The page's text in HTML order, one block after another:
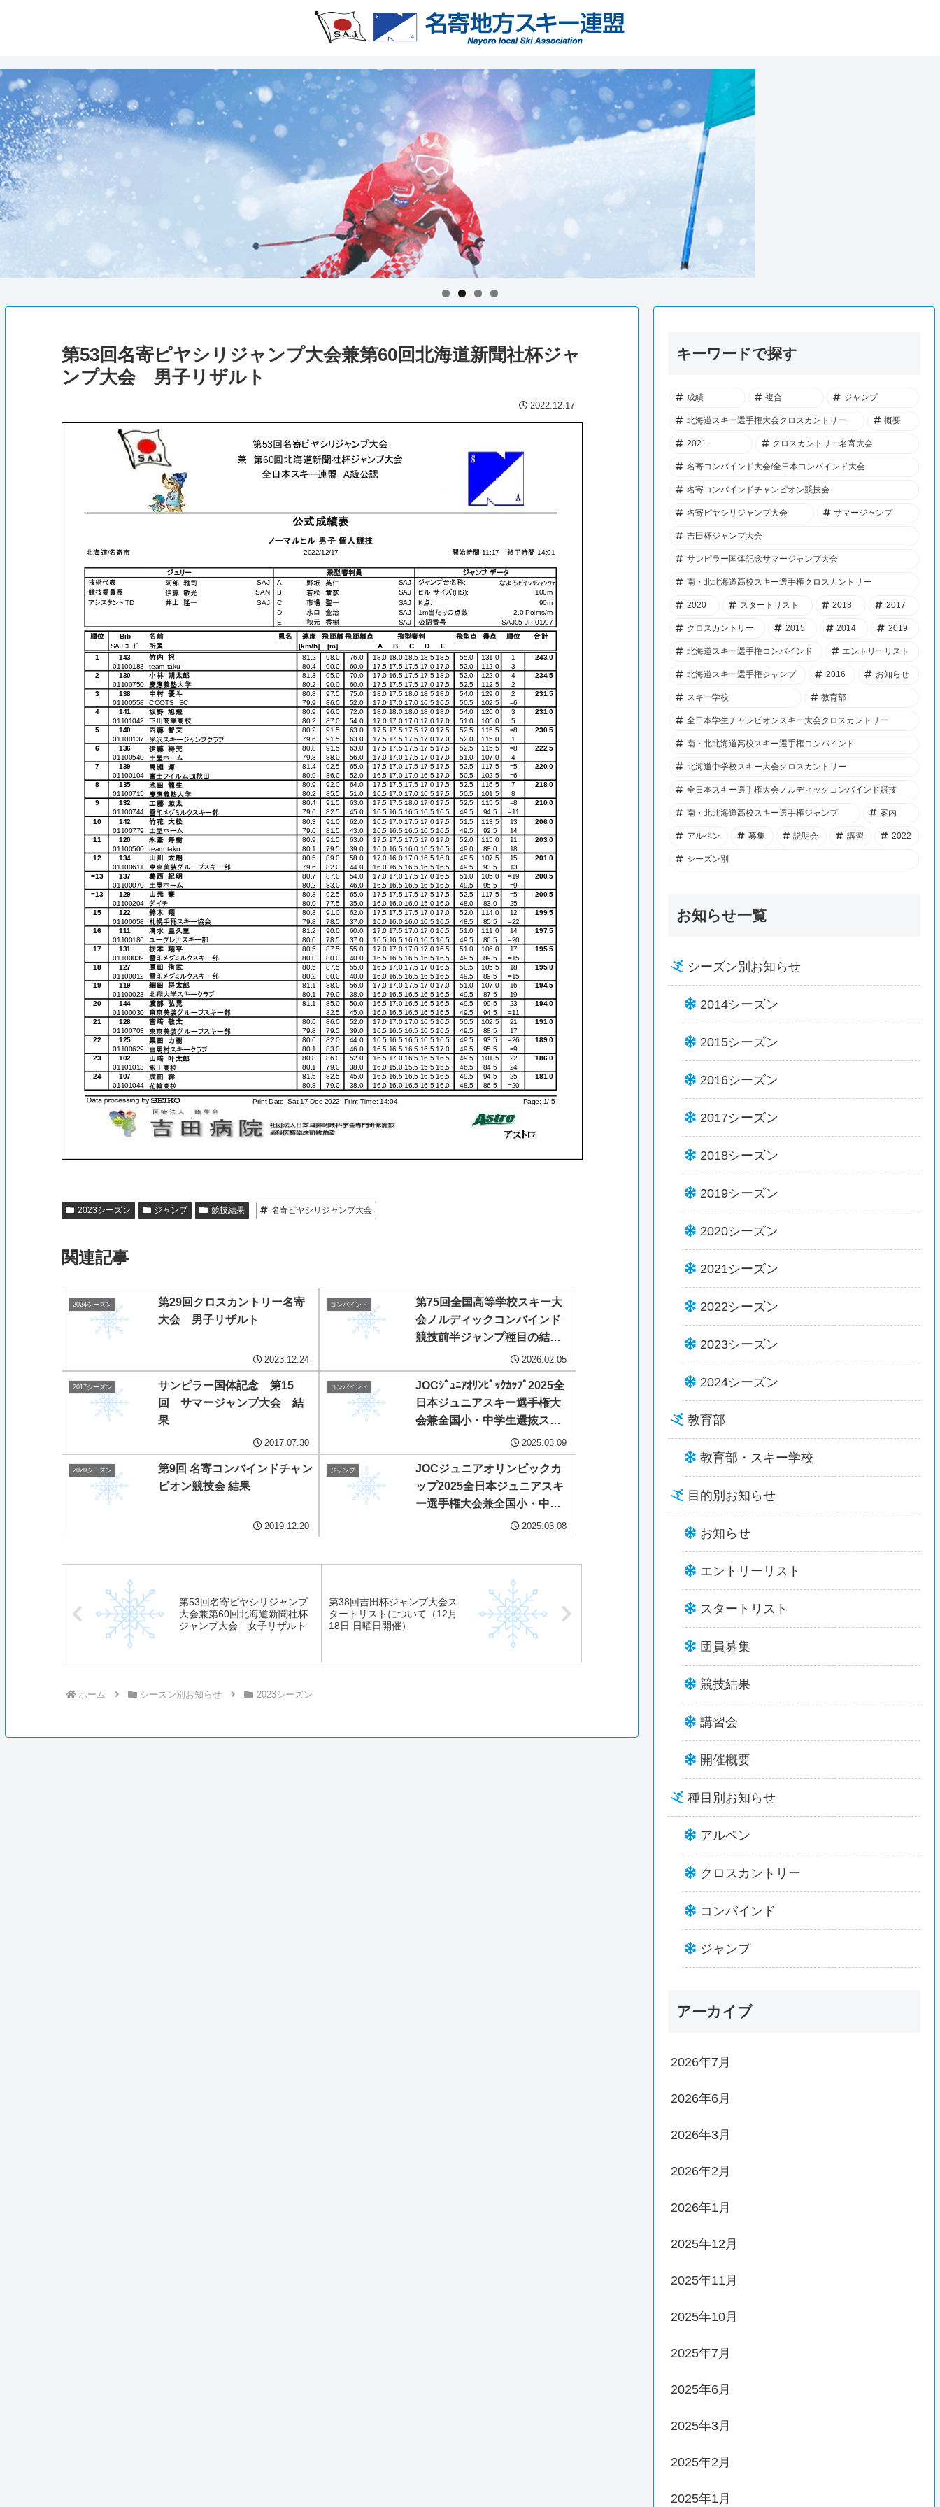
第53回名寄ピヤシリジャンプ大会兼第60回北海道新聞社杯ジャ
ンプ大会 男子リザルト
2022.12.17
2023シーズン ジャンプ 競技結果 名寄ピヤシリジャンプ大会
関連記事
2024シーズン
第29回クロスカントリー名寄
大会 男子リザルト
2023.12.24
コンバインド
第75回全国高等学校スキー大
会ノルディックコンバインド
競技前半ジャンプ種目の結果
2026.02.05
2017シーズン
サンピラー国体記念 第15
回 サマージャンプ大会 結
果
2017.07.30
コンバインド
JOCｼﾞｭﾆｱｵﾘﾝﾋﾟｯｸｶｯﾌﾟ2025全
日本ジュニアスキー選手権大
会兼全国小・中学生選抜スキ
ー大会 コンバインド女子の
結果について
2025.03.09
2020シーズン
第9回 名寄コンバインドチャン
ピオン競技会 結果
2019.12.20
ジャンプ
JOCジュニアオリンピックカ
ップ2025全日本ジュニアスキ
ー選手権大会兼全国小・中学
生選抜スキー大会スペシャル
ジャンプ競技 女子組の結果
2025.03.08
第53回名寄ピヤシリジャンプ
大会兼第60回北海道新聞社杯
ジャンプ大会 女子リザルト
第38回吉田杯ジャンプ大会ス
タートリストについて（12月
18日 日曜日開催）
ホーム シーズン別お知らせ 2023シーズン
キーワードで探す
成績 複合 ジャンプ
北海道スキー選手権大会クロスカントリー 概要
2021 クロスカントリー名寄大会
名寄コンバインド大会/全日本コンバインド大会
名寄コンバインドチャンピオン競技会
名寄ピヤシリジャンプ大会 サマージャンプ
吉田杯ジャンプ大会
サンピラー国体記念サマージャンプ大会
南・北北海道高校スキー選手権クロスカントリー
2020 スタートリスト 2018 2017
クロスカントリー 2015 2014 2019
北海道スキー選手権コンバインド エントリーリスト
北海道スキー選手権ジャンプ 2016 お知らせ
スキー学校 教育部
全日本学生チャンピオンスキー大会クロスカントリー
南・北北海道高校スキー選手権コンバインド
北海道中学校スキー大会クロスカントリー
全日本スキー選手権大会ノルディックコンバインド競技
南・北北海道高校スキー選手権ジャンプ 案内
アルペン 募集 説明会 講習 2022
シーズン別
お知らせ一覧
シーズン別お知らせ
2014シーズン
2015シーズン
2016シーズン
2017シーズン
2018シーズン
2019シーズン
2020シーズン
2021シーズン
2022シーズン
2023シーズン
2024シーズン
教育部
教育部・スキー学校
目的別お知らせ
お知らせ
エントリーリスト
スタートリスト
団員募集
競技結果
講習会
開催概要
種目別お知らせ
アルペン
クロスカントリー
コンバインド
ジャンプ
アーカイブ
2026年7月
2026年6月
2026年3月
2026年2月
2026年1月
2025年12月
2025年11月
2025年10月
2025年7月
2025年6月
2025年3月
2025年2月
2025年1月